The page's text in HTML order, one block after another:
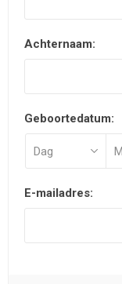
Achternaam:
Geboortedatum:
E-mailadres: